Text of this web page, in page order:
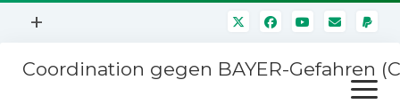
Menü
+
Mitmachen
Coordination gegen BAYER-Gefahren
Menü
öffnen